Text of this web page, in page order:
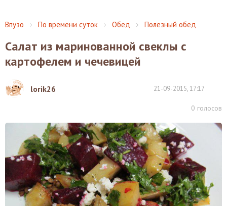
Впузо По времени суток Обед Полезный обед
Салат из маринованной свеклы с
картофелем и чечевицей
lorik26 21-09-2015, 17:17
0 голосов